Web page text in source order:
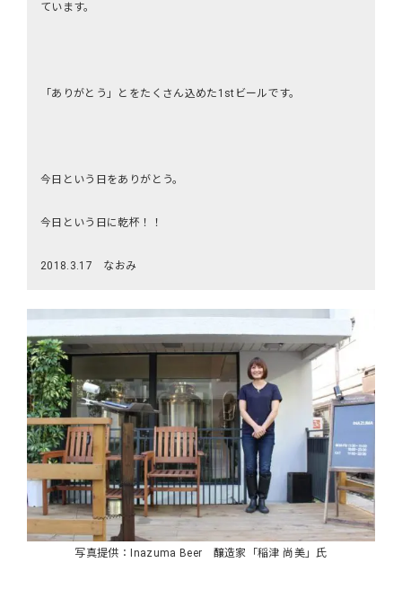
ています。
「ありがとう」とをたくさん込めた1stビールです。
今日という日をありがとう。
今日という日に乾杯！！
2018.3.17 なおみ
写真提供：Inazuma Beer 醸造家「稲津 尚美」氏